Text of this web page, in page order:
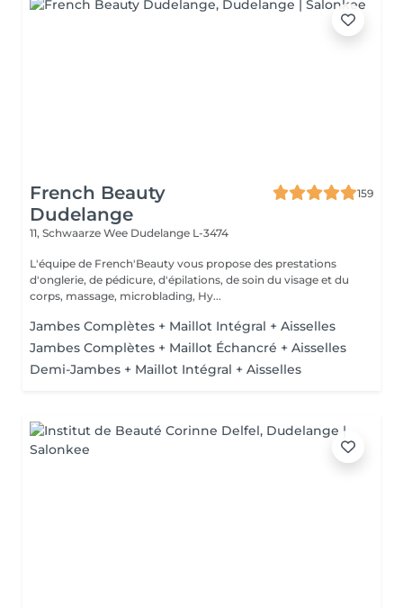
French Beauty
Dudelange
159
11, Schwaarze Wee Dudelange L-3474
L'équipe de French'Beauty vous propose des prestations
d'onglerie, de pédicure, d'épilations, de soin du visage et du
corps, massage, microblading, Hy...
Jambes Complètes + Maillot Intégral + Aisselles
Jambes Complètes + Maillot Échancré + Aisselles
Demi-Jambes + Maillot Intégral + Aisselles